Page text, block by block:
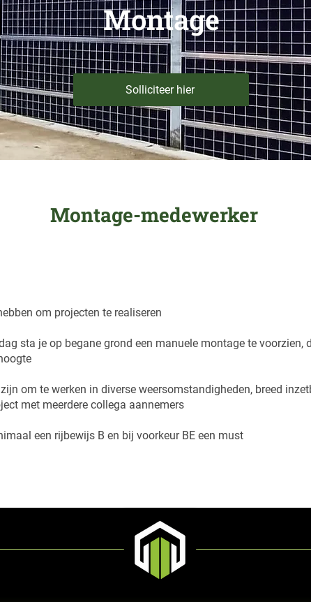
Montage
Solliciteer hier
Montage-medewerker
om projecten te realiseren
sta je op begane grond een manuele montage te voorzien,
om te werken in diverse weersomstandigheden, breed
met meerdere collega aannemers
een rijbewijs B en bij voorkeur BE een must